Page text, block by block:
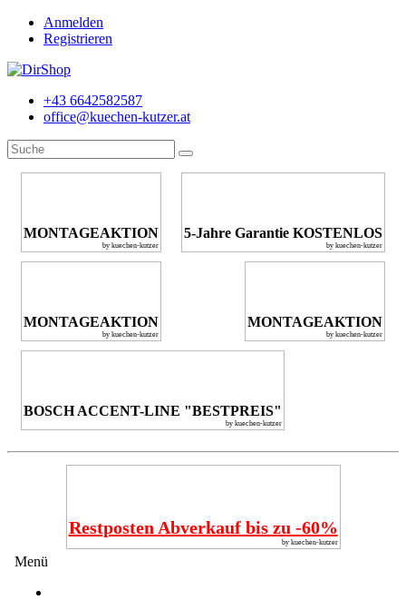
Anmelden
Registrieren
+43 6642582587
office@kuechen-kutzer.at
MONTAGEAKTION
by kuechen-kutzer
5-Jahre Garantie KOSTENLOS
by kuechen-kutzer
MONTAGEAKTION
by kuechen-kutzer
MONTAGEAKTION
by kuechen-kutzer
BOSCH ACCENT-LINE "BESTPREIS"
by kuechen-kutzer
Restposten Abverkauf bis zu -60%
by kuechen-kutzer
Menü